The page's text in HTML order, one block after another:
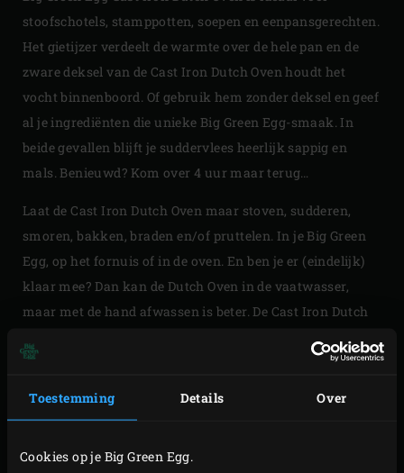
Toestemming Details Over
Cookies op je Big Green Egg.
stoofschotels, stamppotten, soepen en eenpansgerechten.
Het gietijzer verdeelt de warmte over de hele pan en de
zware deksel van de Cast Iron Dutch Oven houdt het
vocht binnenboord. Of gebruik hem zonder deksel en geef
al je ingrediënten die unieke Big Green Egg-smaak. In
beide gevallen blijft je suddervlees heerlijk sappig en
mals. Benieuwd? Kom over 4 uur maar terug…
Laat de Cast Iron Dutch Oven maar stoven, sudderen,
smoren, bakken, braden en/of pruttelen. In je Big Green
Egg, op het fornuis of in de oven. En ben je er (eindelijk)
klaar mee? Dan kan de Dutch Oven in de vaatwasser,
maar met de hand afwassen is beter. De Cast Iron Dutch
zoveel tijd in met plantaardige olie zodat je pan in